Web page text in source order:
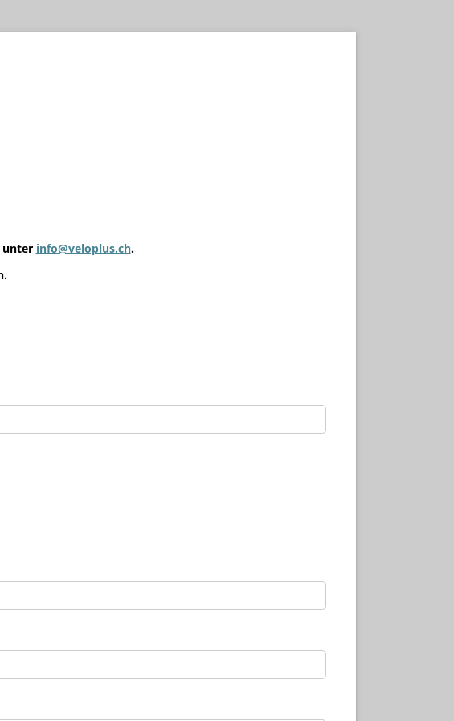
unter info@veloplus.ch.